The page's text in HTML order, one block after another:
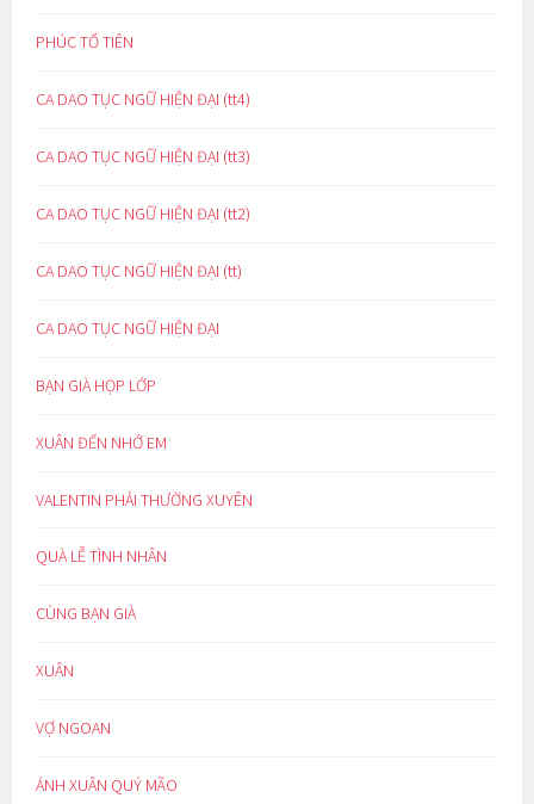
PHÚC TỔ TIÊN
CA DAO TỤC NGỮ HIỆN ĐẠI (tt4)
CA DAO TỤC NGỮ HIỆN ĐẠI (tt3)
CA DAO TỤC NGỮ HIỆN ĐẠI (tt2)
CA DAO TỤC NGỮ HIỆN ĐẠI (tt)
CA DAO TỤC NGỮ HIỆN ĐẠI
BẠN GIÀ HỌP LỚP
XUÂN ĐẾN NHỚ EM
VALENTIN PHẢI THƯỜNG XUYÊN
QUÀ LỄ TÌNH NHÂN
CÙNG BẠN GIÀ
XUÂN
VỢ NGOAN
ÁNH XUÂN QUÝ MÃO